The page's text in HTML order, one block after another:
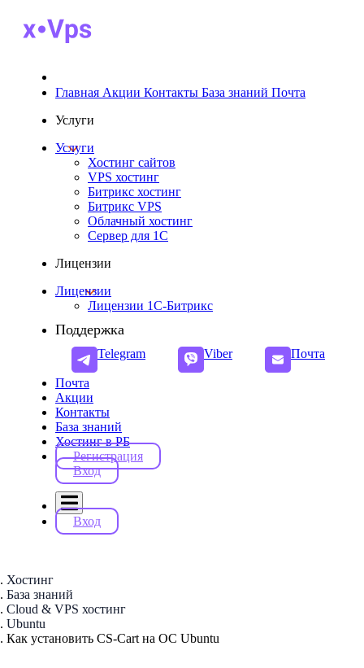
Главная Акции Контакты База знаний Почта
Услуги
Услуги
Хостинг сайтов
VPS хостинг
Битрикс хостинг
Битрикс VPS
Облачный хостинг
Cервер для 1С
Лицензии
Лицензии
Лицензии 1С-Битрикс
Поддержка
Telegram Viber Почта
Почта
Акции
Контакты
База знаний
Хостинг в РБ
Регистрация
Вход
Вход
Хостинг
База знаний
Cloud & VPS хостинг
Ubuntu
Как установить CS-Cart на ОС Ubuntu